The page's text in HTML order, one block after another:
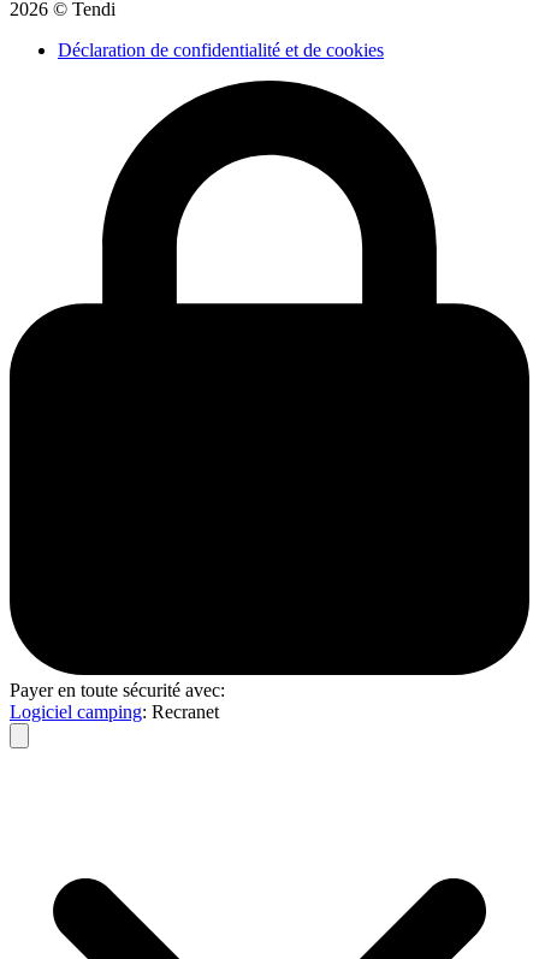
2026 © Tendi
Déclaration de confidentialité et de cookies
Payer en toute sécurité avec:
Logiciel camping: Recranet